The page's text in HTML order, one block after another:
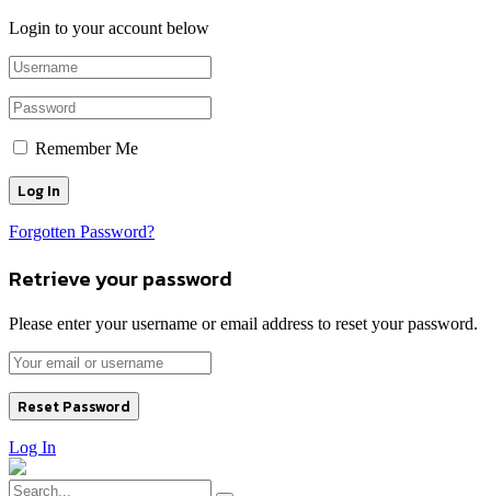
Login to your account below
Remember Me
Forgotten Password?
Retrieve your password
Please enter your username or email address to reset your password.
Log In